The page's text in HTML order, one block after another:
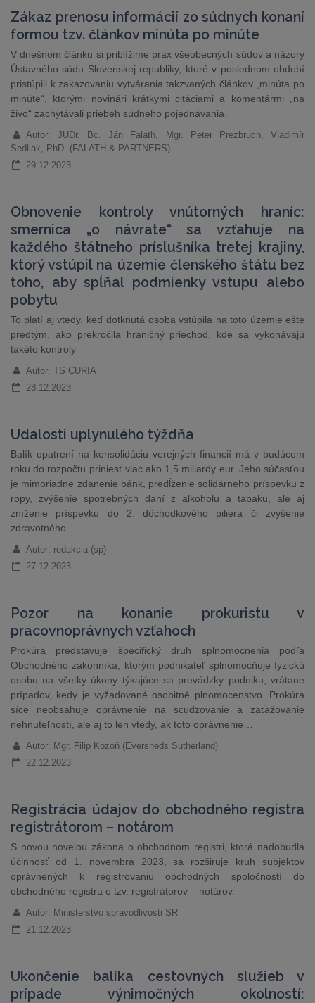
Zákaz prenosu informácií zo súdnych konaní
formou tzv. článkov minúta po minúte
V dnešnom článku si priblížime prax všeobecných súdov a názory
Ústavného súdu Slovenskej republiky, ktoré v poslednom období
pristúpili k zakazovaniu vytvárania takzvaných článkov „minúta po
minúte“, ktorými novinári krátkymi citáciami a komentármi „na
živo“ zachytávali priebeh súdneho pojednávania.
Autor: JUDr. Bc. Ján Falath, Mgr. Peter Prezbruch, Vladimír
Sedliak, PhD. (FALATH & PARTNERS)
29.12.2023
Obnovenie kontroly vnútorných hraníc:
smernica „o návrate“ sa vzťahuje na
každého štátneho príslušníka tretej krajiny,
ktorý vstúpil na územie členského štátu bez
toho, aby spĺňal podmienky vstupu alebo
pobytu
To platí aj vtedy, keď dotknutá osoba vstúpila na toto územie ešte
predtým, ako prekročila hraničný priechod, kde sa vykonávajú
takéto kontroly
Autor: TS CURIA
28.12.2023
Udalosti uplynulého týždňa
Balík opatrení na konsolidáciu verejných financií má v budúcom
roku do rozpočtu priniesť viac ako 1,5 miliardy eur. Jeho súčasťou
je mimoriadne zdanenie bánk, predĺženie solidárneho príspevku z
ropy, zvýšenie spotrebných daní z alkoholu a tabaku, ale aj
zníženie príspevku do 2. dôchodkového piliera či zvýšenie
zdravotného…
Autor: redakcia (sp)
27.12.2023
Pozor na konanie prokuristu v
pracovnoprávnych vzťahoch
Prokúra predstavuje špecifický druh splnomocnenia podľa
Obchodného zákonníka, ktorým podnikateľ splnomocňuje fyzickú
osobu na všetky úkony týkajúce sa prevádzky podniku, vrátane
prípadov, kedy je vyžadované osobitné plnomocenstvo. Prokúra
síce neobsahuje oprávnenie na scudzovanie a zaťažovanie
nehnuteľností, ale aj to len vtedy, ak toto oprávnenie…
Autor: Mgr. Filip Kozoň (Eversheds Sutherland)
22.12.2023
Registrácia údajov do obchodného registra
registrátorom – notárom
S novou novelou zákona o obchodnom registri, ktorá nadobudla
účinnosť od 1. novembra 2023, sa rozširuje kruh subjektov
oprávnených k registrovaniu obchodných spoločností do
obchodného registra o tzv. registrátorov – notárov.
Autor: Ministerstvo spravodlivosti SR
21.12.2023
Ukončenie balíka cestovných služieb v
prípade výnimočných okolností: